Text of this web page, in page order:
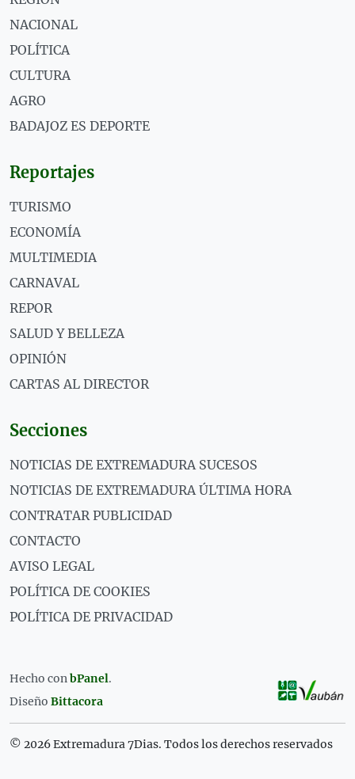
NACIONAL
POLÍTICA
CULTURA
AGRO
BADAJOZ ES DEPORTE
Reportajes
TURISMO
ECONOMÍA
MULTIMEDIA
CARNAVAL
REPOR
SALUD Y BELLEZA
OPINIÓN
CARTAS AL DIRECTOR
Secciones
NOTICIAS DE EXTREMADURA SUCESOS
NOTICIAS DE EXTREMADURA ÚLTIMA HORA
CONTRATAR PUBLICIDAD
CONTACTO
AVISO LEGAL
POLÍTICA DE COOKIES
POLÍTICA DE PRIVACIDAD
Hecho conbPanel.
Diseño Bittacora
© 2026 Extremadura 7Dias. Todos los derechos reservados